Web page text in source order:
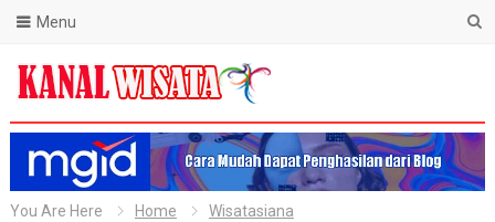
Blog Kanal Wisata
Menu
You Are Here Home Wisatasiana